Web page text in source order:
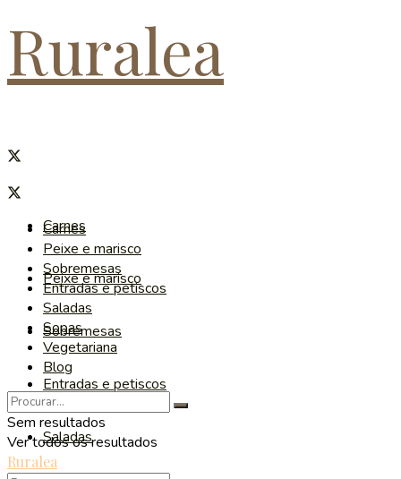
Ruralea
Carnes
Peixe e marisco
Sobremesas
Entradas e petiscos
Saladas
Carnes
Peixe e marisco
Sobremesas
Entradas e petiscos
Saladas
Sopas
Vegetariana
Blog
Sem resultados
Ver todos os resultados
Ruralea